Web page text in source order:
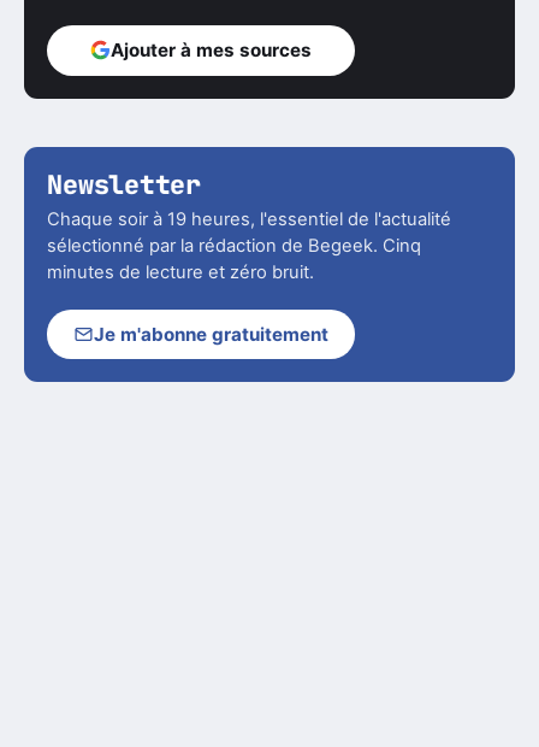
Ajouter à mes sources
Newsletter
Chaque soir à 19 heures, l'essentiel de l'actualité
sélectionné par la rédaction de Begeek. Cinq
minutes de lecture et zéro bruit.
Je m'abonne gratuitement